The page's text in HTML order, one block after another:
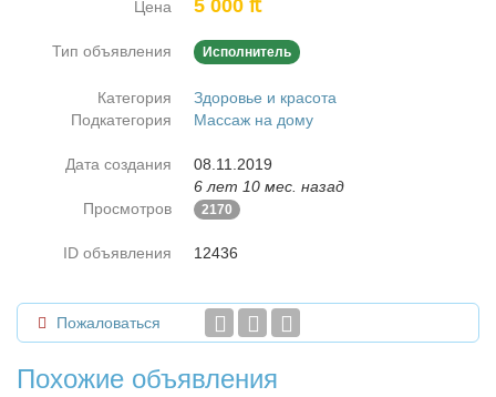
Цена 5 000 ₶
Тип объявления Исполнитель
Категория
Здоровье и красота
Подкатегория
Массаж на дому
Дата создания
08.11.2019
6 лет 10 мес. назад
Просмотров
2170
ID объявления 12436
Пожаловаться
Похожие объявления